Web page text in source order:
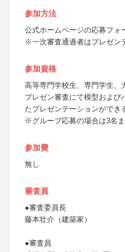
参加方法
公式ホームページの応募フォ
※一次審査通過者はプレゼン
参加資格
高等専門学校生、専門学生、
プレゼン審査にて模型および
たプレゼンテーションができ
※グループ応募の場合は3名
参加費
無し
審査員
●審査委員長
藤本壮介（建築家）
●審査員